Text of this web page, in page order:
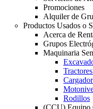
Promociones
Alquiler de
Productos Usados o
Acerca de
Grupos
Maquinaria
Rodillos
(CCU) Equipo